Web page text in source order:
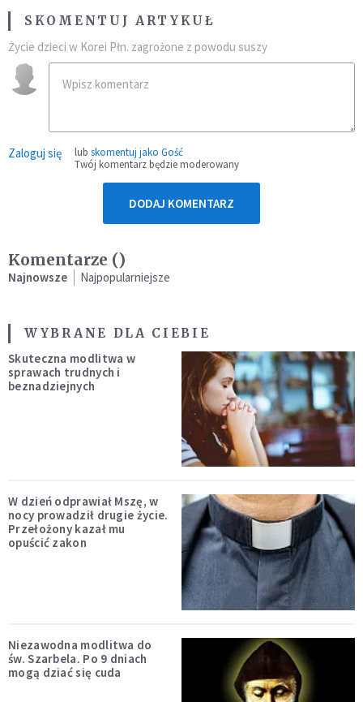
SKOMENTUJ ARTYKUŁ
Życie dzieci w Korei Płn. zagrożone z powodu suszy
Zaloguj się lub skomentuj jako Gość
Twój komentarz będzie moderowany
DODAJ KOMENTARZ
Komentarze ()
Najnowsze Najpopularniejsze
WYBRANE DLA CIEBIE
Skuteczna modlitwa w
sprawach trudnych i
beznadziejnych
W dzień odprawiał Mszę, w
nocy prowadził drugie życie.
Przełożony kazał mu
opuścić zakon
Niezawodna modlitwa do
św. Szarbela. Po 9 dniach
mogą dziać się cuda